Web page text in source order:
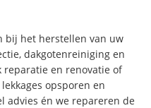
bij het herstellen van uw
dakgotenreiniging en
reparatie en renovatie of
opsporen en
advies én we repareren de